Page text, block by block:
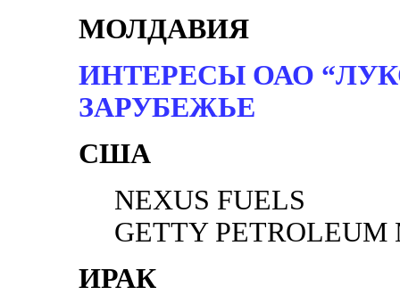
МОЛДАВИЯ
ИНТЕРЕСЫ ОАО
ЗАРУБЕЖЬЕ
США
NEXUS FUELS
GETTY
ИРАК